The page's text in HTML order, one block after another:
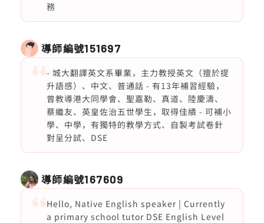
務
導師編號151697
- 城大翻譯英文系畢業，主力教授英文（擅於提
升語感）、中文、普通話 - 有13年補習經驗，
曾教導港大同學會、聖嘉勒、真道、陸慶濤、
蔡繼友、英皇佐治五世學生，取得佳績 - 可補小
學、中學，有獨特的教學方式、自製考試卷針
對呈分試、DSE
導師編號167609
Hello, Native English speaker | Currently
a primary school tutor DSE English Level